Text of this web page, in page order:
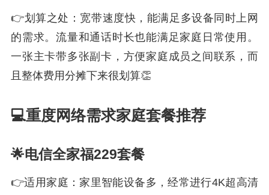
👉划算之处：宽带速度快，能满足多设备同时上网
的需求。流量和通话时长也能满足家庭日常使用。
一张主卡带多张副卡，方便家庭成员之间联系，而
且整体费用分摊下来很划算👏
💻重度网络需求家庭套餐推荐
🌟电信全家福229套餐
👉适用家庭：家里智能设备多，经常进行4K超高清